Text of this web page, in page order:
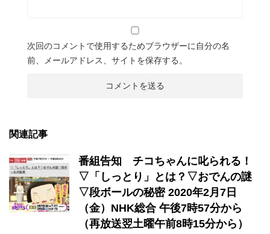
次回のコメントで使用するためブラウザーに自分の名
前、メールアドレス、サイトを保存する。
関連記事
番組告知 チコちゃんに叱られる！
▽「しっとり」とは？▽おでんの謎
▽段ボールの秘密 2020年2月7日
（金）NHK総合 午後7時57分から
（再放送翌土曜午前8時15分から）